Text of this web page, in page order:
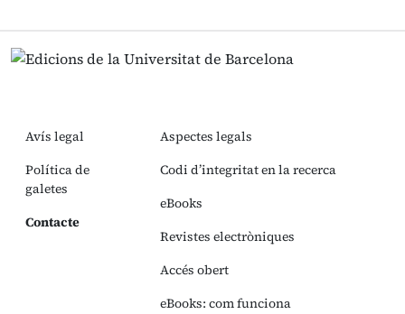
Avís legal
Política de
galetes
Contacte
Aspectes legals
Codi d’integritat en la recerca
eBooks
Revistes electròniques
Accés obert
eBooks: com funciona